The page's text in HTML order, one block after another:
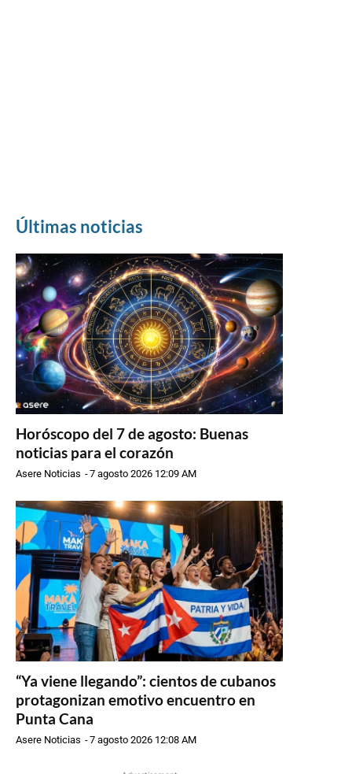
Últimas noticias
Horóscopo del 7 de agosto: Buenas
noticias para el corazón
Asere Noticias -7 agosto 2026 12:09 AM
“Ya viene llegando”: cientos de cubanos
protagonizan emotivo encuentro en
Punta Cana
Asere Noticias -7 agosto 2026 12:08 AM